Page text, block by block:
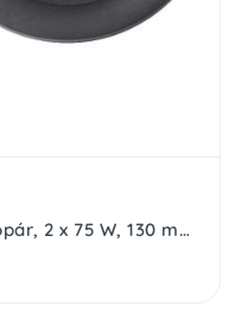
SAL CX 504 2 utas hangszórópár, 2 x 75 W, 130 mm, 4 Ohm, magas és mélyközép